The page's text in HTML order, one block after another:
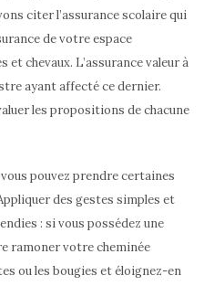
citer l’assurance scolaire qui
de votre espace
chevaux. L’assurance valeur à
ayant affecté ce dernier.
les propositions de chacune
pouvez prendre certaines
des gestes simples et
: si vous possédez une
ramoner votre cheminée
ou les bougies et éloignez-en